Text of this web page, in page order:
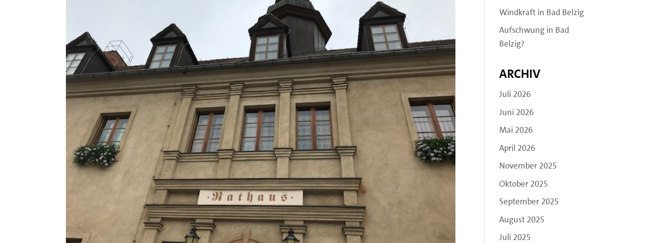
Windkraft in Bad Belzig
Aufschwung in Bad
Belzig?
Archiv
Juli 2026
Juni 2026
Mai 2026
April 2026
November 2025
Oktober 2025
September 2025
August 2025
Juli 2025